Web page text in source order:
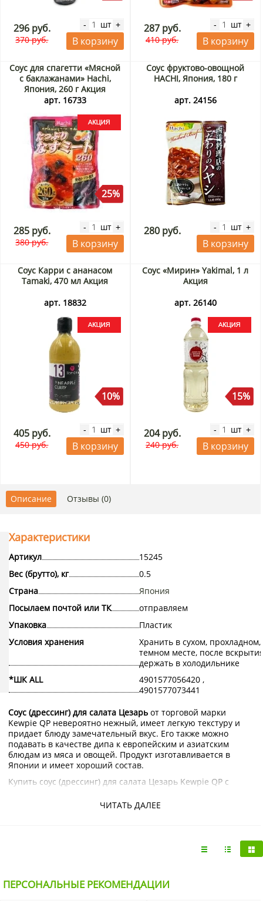
296 руб.
370 руб.
- шт +
В корзину
287 руб.
410 руб.
- шт +
В корзину
Соус для спагетти «Мясной
с баклажанами» Hachi,
Япония, 260 г Акция
арт. 16733
25%
285 руб.
380 руб.
- шт +
В корзину
Соус фруктово-овощной
HACHI, Япония, 180 г
арт. 24156
280 руб. - шт +
В корзину
Соус Карри с ананасом
Tamaki, 470 мл Акция
арт. 18832
10%
405 руб.
450 руб.
- шт +
В корзину
Соус «Мирин» Yakimal, 1 л
Акция
арт. 26140
15%
204 руб.
240 руб.
- шт +
В корзину
Описание Отзывы (0)
ЧИТАТЬ ДАЛЕЕ
Характеристики
Артикул
15245
Вес (брутто), кг
0.5
Страна
Япония
Посылаем почтой или ТК
отправляем
Упаковка
Пластик
Условия хранения
Хранить в сухом, прохладном,
темном месте, после
держать в холодильнике
*ШК ALL
4901577056420 ,
4901577073441
Соус (дрессинг) для салата Цезарь от торговой марки
Kewpie QP невероятно нежный, имеет легкую текстуру и
придает блюду замечательный вкус. Его также можно
подавать в качестве дипа к европейским и азиатским
блюдам из мяса и овощей. Продукт изготавливается в
Японии и имеет хороший состав.
Купить соус (дрессинг) для салата Цезарь Kewpie QP с
интернет-магазине KorShop.ru.
ПЕРСОНАЛЬНЫЕ РЕКОМЕНДАЦИИ